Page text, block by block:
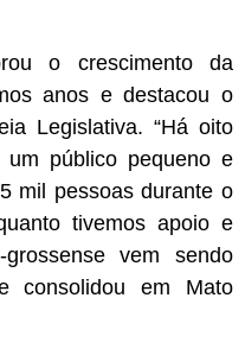
o crescimento da
anos e destacou o
Legislativa. “Há oito
um público pequeno e
mil pessoas durante o
tivemos apoio e
vem sendo
consolidou em Mato